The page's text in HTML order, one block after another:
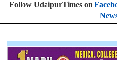
Follow UdaipurTimes on